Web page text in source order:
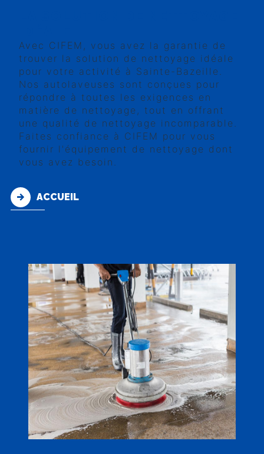
Avec CIFEM, vous avez la garantie de
trouver la solution de nettoyage idéale
pour votre activité à Sainte-Bazeille.
Nos autolaveuses sont conçues pour
répondre à toutes les exigences en
matière de nettoyage, tout en offrant
une qualité de nettoyage incomparable.
Faites confiance à CIFEM pour vous
fournir l'équipement de nettoyage dont
vous avez besoin.
ACCUEIL